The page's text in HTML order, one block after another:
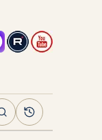
ПоискАрхив